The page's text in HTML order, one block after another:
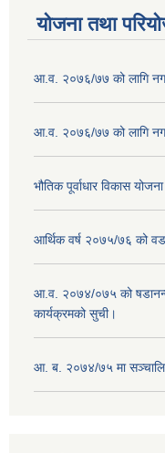
योजना तथा
आ.व. २०७६/७७ को लागि
आ.व. २०७६/७७ को लागि
भौतिक पूर्वाधार विकास
आर्थिक वर्ष २०७५/७६ को
आ.व. २०७४/०७५ को
कार्यक्रमको सुची।
आ. ब. २०७४/७५ मा